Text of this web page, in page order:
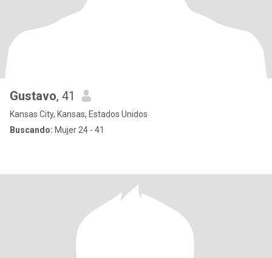
Gustavo, 41
Kansas City, Kansas, Estados Unidos
Buscando: Mujer 24 - 41